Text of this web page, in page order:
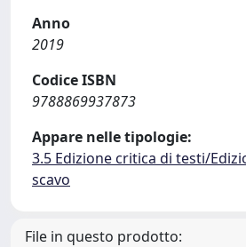
Anno
2019
Codice ISBN
9788869937873
Appare nelle tipologie:
3.5 Edizione critica di testi/
scavo
File in questo prodotto: